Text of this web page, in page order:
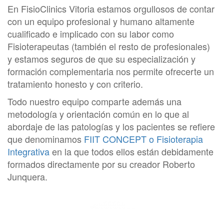
En FisioClinics Vitoria estamos orgullosos de contar
con un equipo profesional y humano altamente
cualificado e implicado con su labor como
Fisioterapeutas (también el resto de profesionales)
y estamos seguros de que su especialización y
formación complementaria nos permite ofrecerte un
tratamiento honesto y con criterio.
Todo nuestro equipo comparte además una
metodología y orientación común en lo que al
abordaje de las patologías y los pacientes se refiere
que denominamos FIIT CONCEPT o Fisioterapia
Integrativaen la que todos ellos están debidamente
formados directamente por su creador Roberto
Junquera.